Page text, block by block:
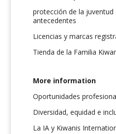
protección de la
antecedentes
Licencias y marcas
Tienda de la Familia
More information
Oportunidades
Diversidad, equidad e
La IA y Kiwanis